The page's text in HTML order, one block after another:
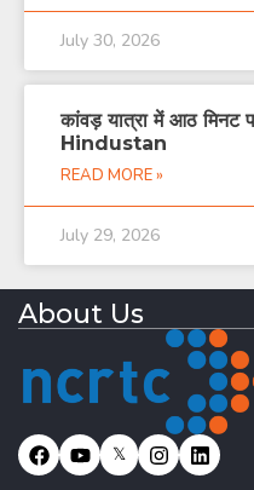
July 30, 2026
कांवड़ यात्रा में आठ मिनट
Hindustan
READ MORE »
July 29, 2026
About Us
𝕏